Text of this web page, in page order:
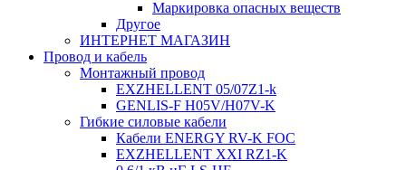
Маркировка опасных веществ
Другое
ИНТЕРНЕТ МАГАЗИН
Провод и кабель
Монтажный провод
EXZHELLENT 05/07Z1-k
GENLIS-F Н05V/H07V-K
Гибкие силовые кабели
Кабели ENERGY RV-K FOC
EXZHELLENT XXI RZ1-K